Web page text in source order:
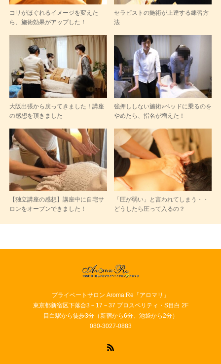
コリがほぐれるイメージを変えた
ら、施術効果がアップした！
セラピストの施術が上達する練習方
法
大阪出張から戻ってきました！講座
の感想を頂きました
強押ししない施術♪ベッドに乗るのを
やめたら、指名が増えた！
【独立講座の感想】講座中に自宅サ
ロンをオープンできました！
「圧が弱い」と言われてしまう・・
どうしたら圧って入るの？
プライベートサロン Aroma:Re「アロマリ」
東京都新宿区下落合3－17－37 プロスペリティ・S目白 2F
目白駅から徒歩3分（新宿から6分、池袋から2分）
080-3027-0883